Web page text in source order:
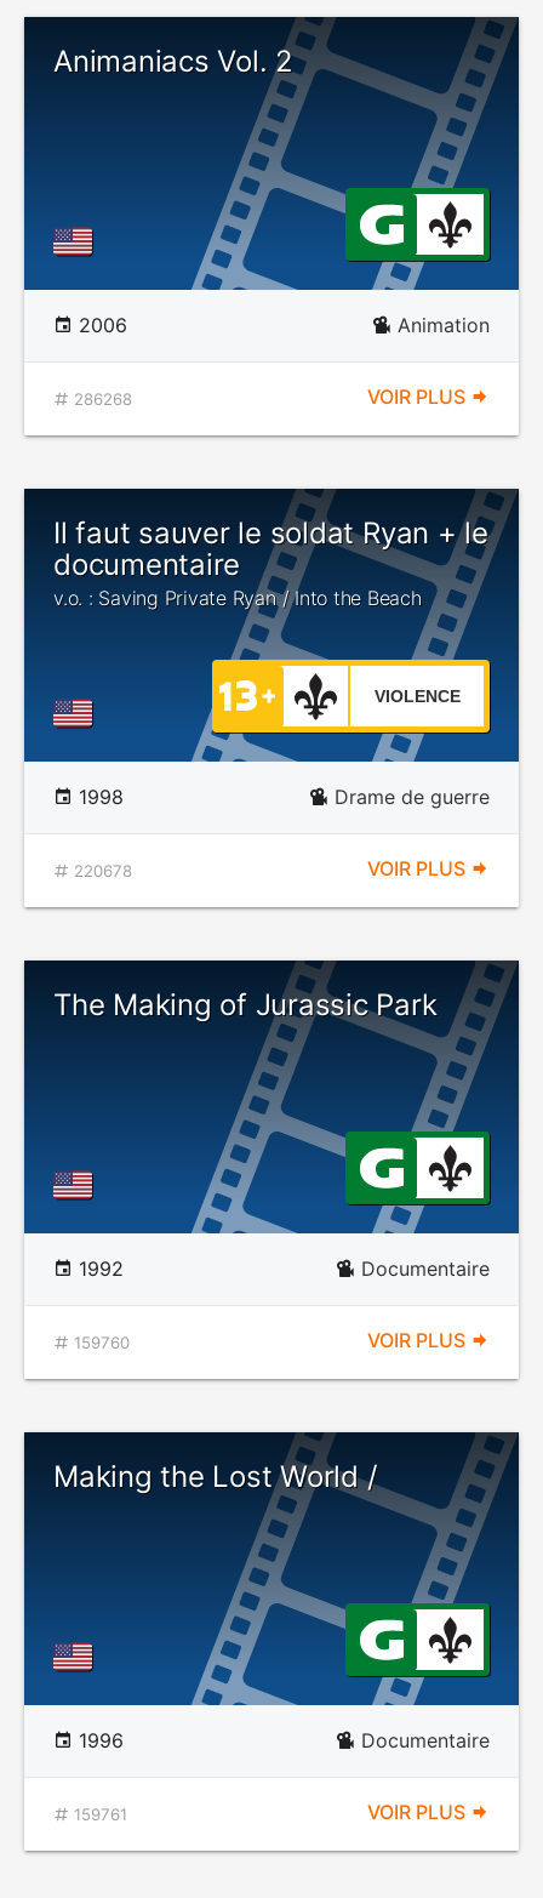
Animaniacs Vol. 2
2006 Animation
286268 VOIR PLUS
Il faut sauver le soldat Ryan + le
documentaire
v.o. : Saving Private Ryan / Into the Beach
VIOLENCE
1998 Drame de guerre
220678 VOIR PLUS
The Making of Jurassic Park
1992 Documentaire
159760 VOIR PLUS
Making the Lost World /
1996 Documentaire
159761 VOIR PLUS